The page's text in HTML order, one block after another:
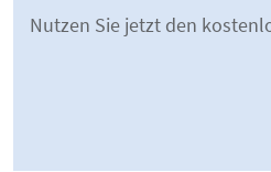
Nutzen Sie jetzt den